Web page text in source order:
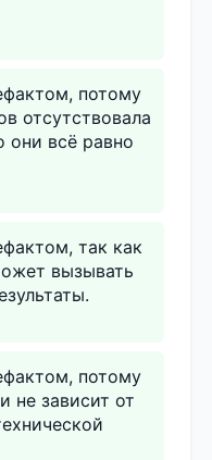
потому
отсутствовала
они всё равно
так как
вызывать
потому
не зависит от